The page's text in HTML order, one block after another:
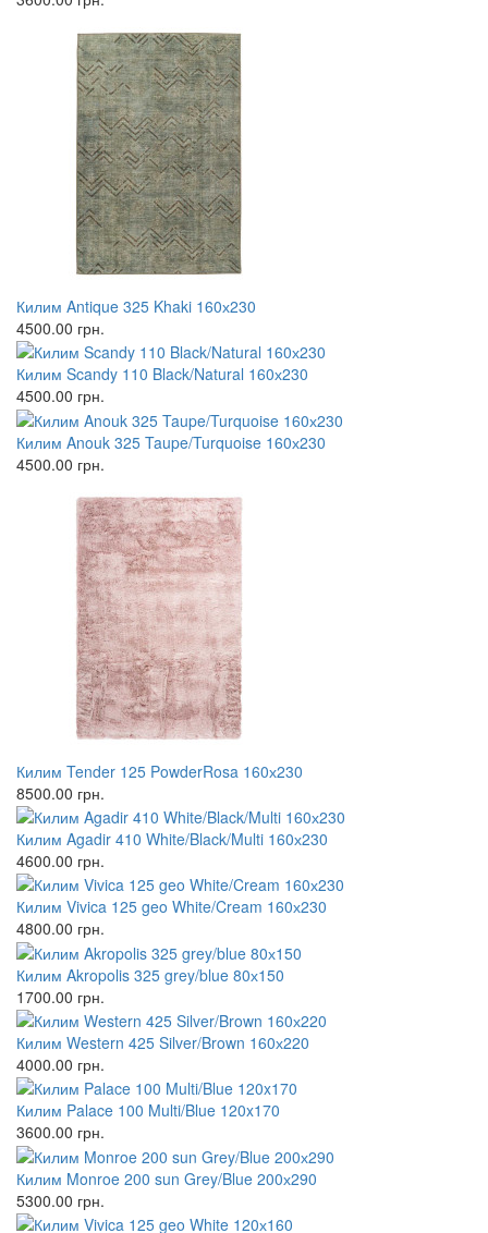
Килим Antique 325 Khaki 160х230
4500.00 грн.
Килим Scandy 110 Black/Natural 160х230
4500.00 грн.
Килим Anouk 325 Taupe/Turquoise 160х230
4500.00 грн.
Килим Tender 125 PowderRosa 160х230
8500.00 грн.
Килим Agadir 410 White/Black/Multi 160х230
4600.00 грн.
Килим Vivica 125 geo White/Cream 160х230
4800.00 грн.
Килим Akropolis 325 grey/blue 80х150
1700.00 грн.
Килим Western 425 Silver/Brown 160х220
4000.00 грн.
Килим Palace 100 Multi/Blue 120x170
3600.00 грн.
Килим Monroe 200 sun Grey/Blue 200х290
5300.00 грн.